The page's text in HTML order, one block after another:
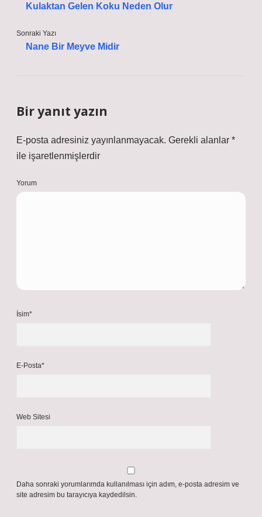
Kulaktan Gelen Koku Neden Olur
Sonraki Yazı
Nane Bir Meyve Midir
Bir yanıt yazın
E-posta adresiniz yayınlanmayacak. Gerekli alanlar *
ile işaretlenmişlerdir
Yorum
İsim*
E-Posta*
Web Sitesi
Daha sonraki yorumlarımda kullanılması için adım, e-posta adresim ve
site adresim bu tarayıcıya kaydedilsin.